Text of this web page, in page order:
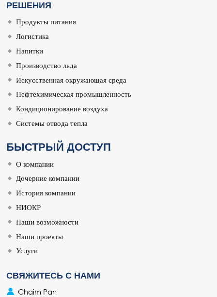
РЕШЕНИЯ
Продукты питания
Логистика
Напитки
Производство льда
Искусственная окружающая среда
Нефтехимическая промышленность
Кондиционирование воздуха
Системы отвода тепла
БЫСТРЫЙ ДОСТУП
О компании
Дочерние компании
История компании
НИОКР
Наши возможности
Наши проекты
Услуги
СВЯЖИТЕСЬ С НАМИ
Chaim Pan